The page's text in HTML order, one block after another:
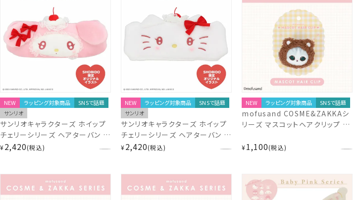
NEW ラッピング対象商品
SNSで話題
サンリオ
サンリオキャラクターズ ホイップ
チェリーシリーズ ヘアターバン ＜
マイメロディ＞ MM56485
¥2,420 税込
NEW ラッピング対象商品
SNSで話題
サンリオ
サンリオキャラクターズ ホイップ
チェリーシリーズ ヘアターバン ＜
ハローキティ＞ KT56484
¥2,420 税込
NEW ラッピング対象商品 SNSで話題
mofusand COSME&ZAKKAシ
リーズ マスコットヘアクリップ ＜
¥1,100 税込